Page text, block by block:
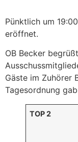
Pünktlich um
eröffnet.
OB Becker
Gäste im Zuhörer
Tagesordnung
TOP 2